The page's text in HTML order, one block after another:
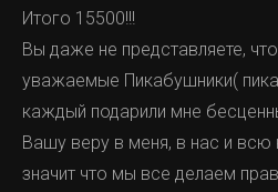
Итого 15500!!!
Вы даже не представляете,
уважаемые Пикабушники(
каждый подарили мне
Вашу веру в меня, в нас и
значит что мы все делаем